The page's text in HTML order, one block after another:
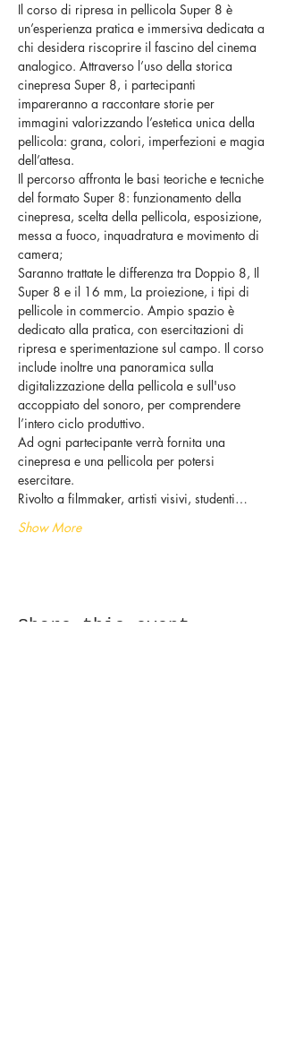
Il corso di ripresa in pellicola Super 8 è
un’esperienza pratica e immersiva dedicata a
chi desidera riscoprire il fascino del cinema
analogico. Attraverso l’uso della storica
cinepresa Super 8, i partecipanti
impareranno a raccontare storie per
immagini valorizzando l’estetica unica della
pellicola: grana, colori, imperfezioni e magia
dell’attesa.
Il percorso affronta le basi teoriche e tecniche
del formato Super 8: funzionamento della
cinepresa, scelta della pellicola, esposizione,
messa a fuoco, inquadratura e movimento di
camera;
Saranno trattate le differenza tra Doppio 8, Il
Super 8 e il 16 mm, La proiezione, i tipi di
pellicole in commercio. Ampio spazio è
dedicato alla pratica, con esercitazioni di
ripresa e sperimentazione sul campo. Il corso
include inoltre una panoramica sulla
digitalizzazione della pellicola e sull'uso
accoppiato del sonoro, per comprendere
l’intero ciclo produttivo.
Ad ogni partecipante verrà fornita una
cinepresa e una pellicola per potersi
esercitare.
Rivolto a filmmaker, artisti visivi, studenti…
Show More
Share this event